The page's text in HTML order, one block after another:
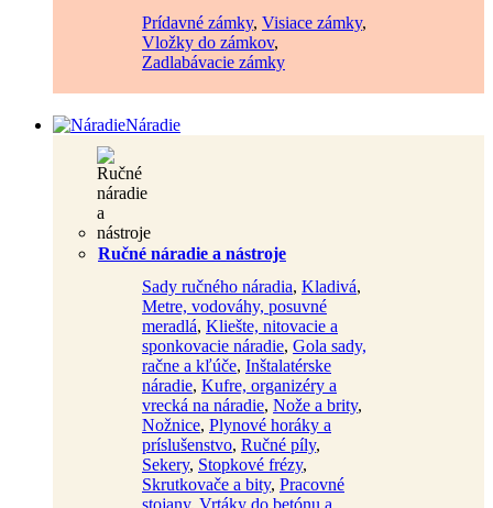
Prídavné zámky, Visiace zámky,
Vložky do zámkov,
Zadlabávacie zámky
Náradie
Ručné náradie a nástroje
Sady ručného náradia, Kladivá,
Metre, vodováhy, posuvné
meradlá, Kliešte, nitovacie a
sponkovacie náradie, Gola sady,
račne a kľúče, Inštalatérske
náradie, Kufre, organizéry a
vrecká na náradie, Nože a brity,
Nožnice, Plynové horáky a
príslušenstvo, Ručné píly,
Sekery, Stopkové frézy,
Skrutkovače a bity, Pracovné
stojany, Vrtáky do betónu a